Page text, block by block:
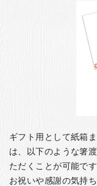
ギフト用として紙箱
は、以下のような箸
ただくことが可能です
お祝いや感謝の気持